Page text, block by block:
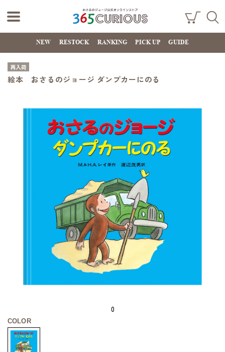
おさるのジョー
ジ公式オンライ
365CURIOUS
ング
カー
NEW RESTOCK RANKING PICK UP GUIDE
再入荷
絵本 おさるのジョージ ダンプカーにのる
0
COLOR